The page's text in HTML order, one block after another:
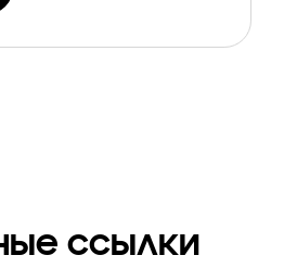
ссылки